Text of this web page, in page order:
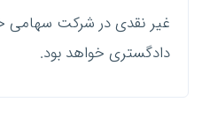
غیر نقدی در شرکت سهامی
دادگستری خواهد بود.